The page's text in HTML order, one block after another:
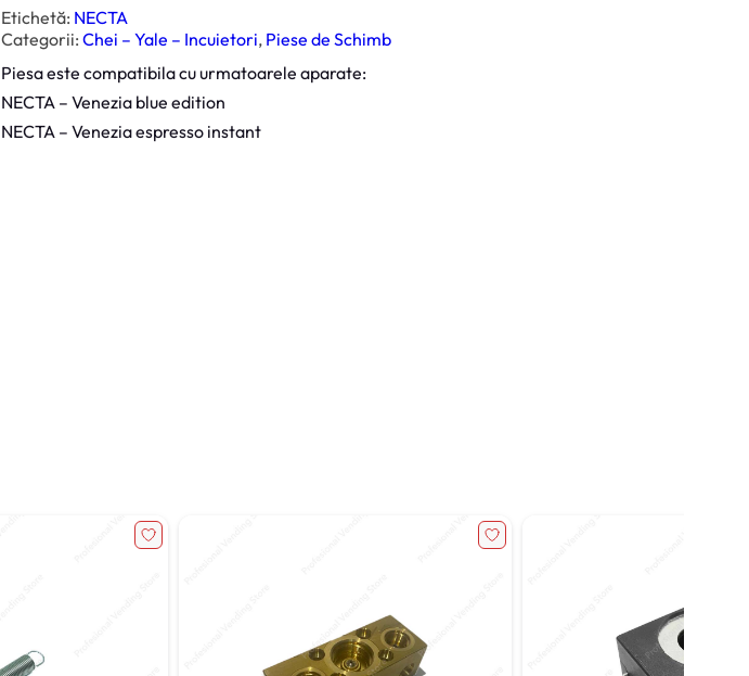
t
e
L
m
a
Y
a
Etichetă: NECTA
Categorii: Chei – Yale – Incuietori, Piese de Schimb
Piesa este compatibila cu urmatoarele aparate:
NECTA – Venezia blue edition
NECTA – Venezia espresso instant